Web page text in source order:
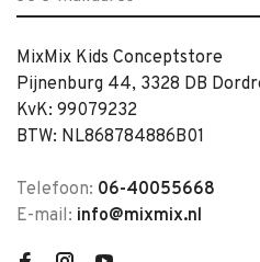
MixMix Kids Conceptstore
Pijnenburg 44, 3328 DB
KvK: 99079232
BTW: NL868784886B01
Telefoon: 06-40055668
E-mail: info@mixmix.nl